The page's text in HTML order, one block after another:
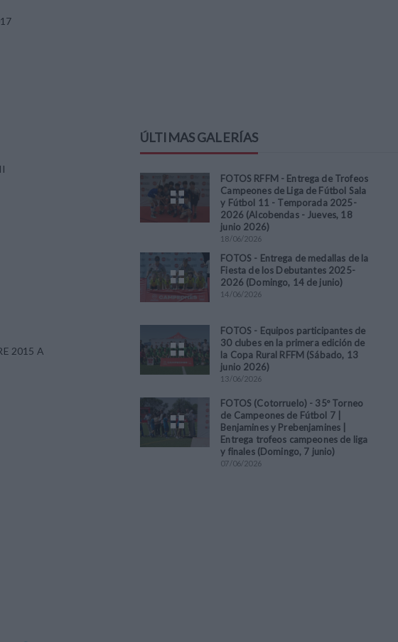
2015 A
ÚLTIMAS GALERÍAS
FOTOS RFFM - Entrega de Trofeos
Campeones de Liga de Fútbol Sala
y Fútbol 11 - Temporada 2025-
2026 (Alcobendas - Jueves, 18
junio 2026)
18/06/2026
FOTOS - Entrega de medallas de la
Fiesta de los Debutantes 2025-
2026 (Domingo, 14 de junio)
14/06/2026
FOTOS - Equipos participantes de
30 clubes en la primera edición de
la Copa Rural RFFM (Sábado, 13
junio 2026)
13/06/2026
FOTOS (Cotorruelo) - 35º Torneo
de Campeones de Fútbol 7 |
Benjamines y Prebenjamines |
Entrega trofeos campeones de liga
y finales (Domingo, 7 junio)
07/06/2026